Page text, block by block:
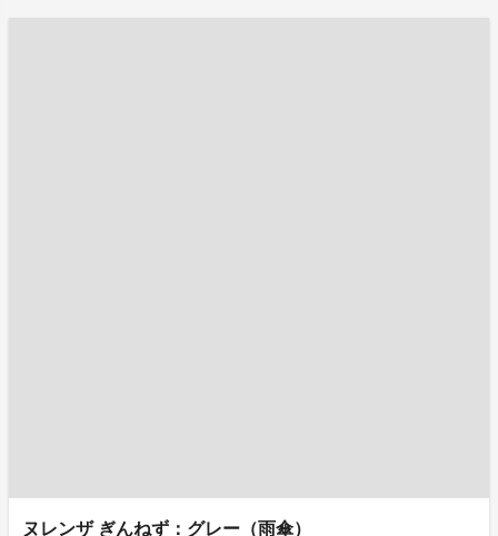
ヌレンザ ぎんねず：グレー（雨傘）